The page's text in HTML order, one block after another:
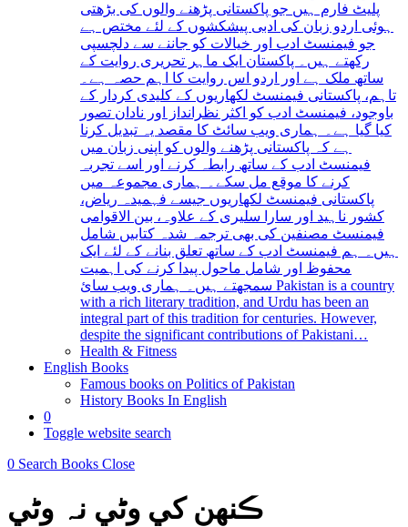
پلیٹ فارم ہیں جو پاکستانی پڑھنے والوں کی بڑھتی
ہوئی اردو زبان کی ادبی پیشکشوں کے لئے مختص ہے
جو فیمنسٹ ادب اور خیالات کو جاننے سے دلچسپی
رکھتے ہیں۔ پاکستان ایک ماہر تحریری روایت کے
ساتھ ملک ہے اور اردو اس روایت کا اہم حصہ ہے۔
تاہم، پاکستانی فیمنسٹ لکھاریوں کے کلیدی کردار کے
باوجود، فیمنسٹ ادب کو اکثر نظرانداز اور نادان تصور
کیا گیا ہے۔ ہماری ویب سائٹ کا مقصد یہ تبدیل کرنا
ہے کہ پاکستانی پڑھنے والوں کو اپنی زبان میں
فیمنسٹ ادب کے ساتھ رابطہ کرنے اور اسے تجربہ
کرنے کا موقع مل سکے۔ ہماری مجموعہ میں
پاکستانی فیمنسٹ لکھاریوں جیسے فہمیدہ ریاض،
کشور ناہید اور سارا سلیری کے علاوہ، بین الاقوامی
فیمنسٹ مصنفین کی بھی ترجمہ شدہ کتابیں شامل
ہیں۔ ہم فیمنسٹ ادب کے ساتھ تعلق بنانے کے لئے ایک
محفوظ اور شامل ماحول پیدا کرنے کی اہمیت
سمجھتے ہیں۔ ہماری ویب سائ Pakistan is a country
with a rich literary tradition, and Urdu has been an
integral part of this tradition for centuries. However,
despite the significant contributions of Pakistani…
Health & Fitness
English Books
Famous books on Politics of Pakistan
History Books In English
0
Toggle website search
0 Search Books Close
ڪنهن کي وڻي نہ وڻي